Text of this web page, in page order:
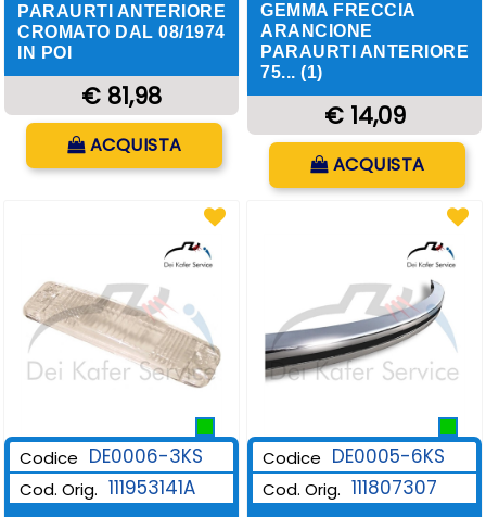
PARAURTI ANTERIORE
CROMATO DAL 08/1974
IN POI
€ 81,98
ACQUISTA
GEMMA FRECCIA
ARANCIONE
PARAURTI ANTERIORE
75... (1)
€ 14,09
Quantità
ACQUISTA
Codice DE0006-3KS
Cod. Orig. 111953141A
Codice DE0005-6KS
Cod. Orig. 111807307